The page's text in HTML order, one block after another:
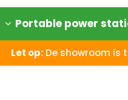
Portable power
Let op:De showroom is